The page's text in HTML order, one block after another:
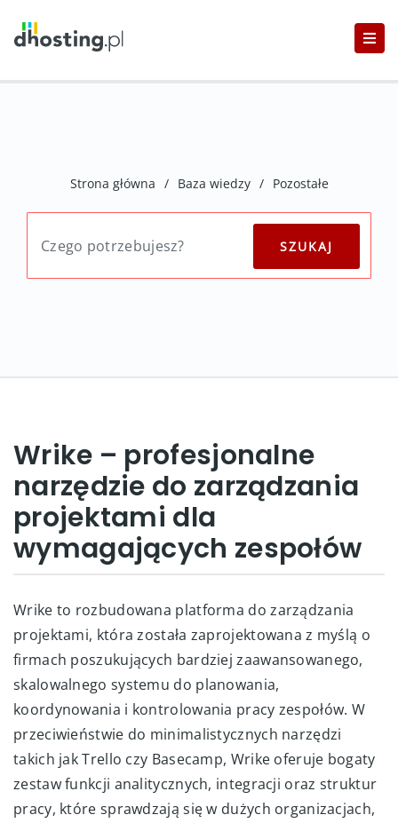
Strona główna / Baza wiedzy / Pozostałe
Wrike – profesjonalne
narzędzie do zarządzania
projektami dla
wymagających zespołów
Wrike to rozbudowana platforma do zarządzania
projektami, która została zaprojektowana z myślą o
firmach poszukujących bardziej zaawansowanego,
skalowalnego systemu do planowania,
koordynowania i kontrolowania pracy zespołów. W
przeciwieństwie do minimalistycznych narzędzi
takich jak Trello czy Basecamp, Wrike oferuje bogaty
zestaw funkcji analitycznych, integracji oraz struktur
pracy, które sprawdzają się w dużych organizacjach,